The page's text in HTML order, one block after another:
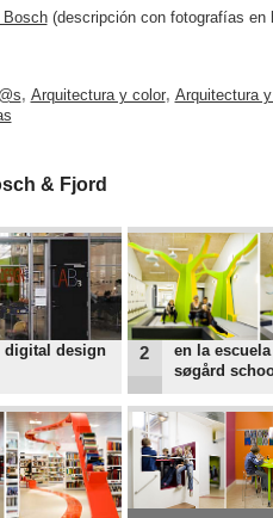
(descripción con fotografías en
, Arquitectura y color, Arquitectura
& Fjord
digital design
2
en la
søgård